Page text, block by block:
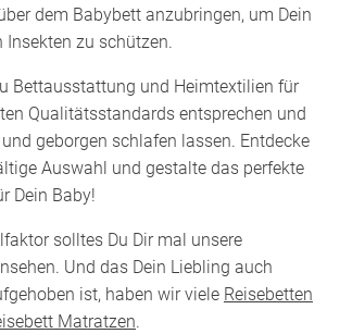
dem Babybett anzubringen, um Dein
Insekten zu schützen.
Bettausstattung und Heimtextilien für
Qualitätsstandards entsprechen und
geborgen schlafen lassen. Entdecke
Auswahl und gestalte das perfekte
Dein Baby!
solltes Du Dir mal unsere
Und das Dein Liebling auch
ist, haben wir viele Reisebetten
Matratzen.